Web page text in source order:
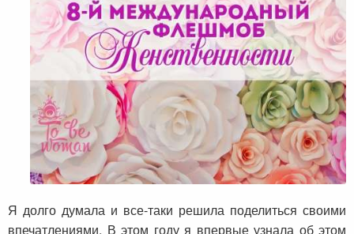
Я долго думала и все-таки решила поделиться своими
впечатлениями. В этом году я впервые узнала об этом